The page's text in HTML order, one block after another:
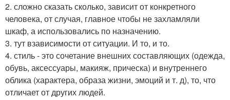
2. сложно сказать сколько, зависит от конкретного
человека, от случая, главное чтобы не захламляли
шкаф, а использовались по назначению.
3. тут взависимости от ситуации. И то, и то.
4. стиль - это сочетание внешних составляющих (одежда,
обувь, аксессуары, макияж, прическа) и внутреннего
облика (характера, образа жизни, эмоций и т. д), то, что
отличает от других людей.